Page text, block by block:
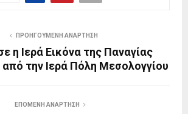
ΠΡΟΗΓΟΎΜΕΝΗ ΑΝΆΡΤΗΣΗ
η Ιερά Εικόνα της Παναγίας
από την Ιερά Πόλη Μεσολογγίου
ΕΠΌΜΕΝΗ ΑΝΆΡΤΗΣΗ